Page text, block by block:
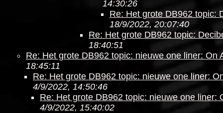
14:30:26
Re: Het grote DB962 topic:
18/9/2022, 20:07:40
Re: Het grote DB962 topic:
18:40:51
Re: Het grote DB962 topic: nieuwe one liner: On
18:45:11
Re: Het grote DB962 topic: nieuwe one liner:
4/9/2022, 14:50:46
Re: Het grote DB962 topic: nieuwe one liner:
4/9/2022, 15:40:02